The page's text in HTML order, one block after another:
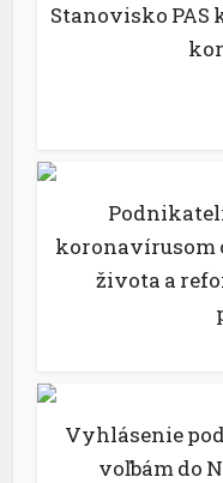
Stanovisko PAS
koronavírusom
života a
Vyhlásenie
voľbám do